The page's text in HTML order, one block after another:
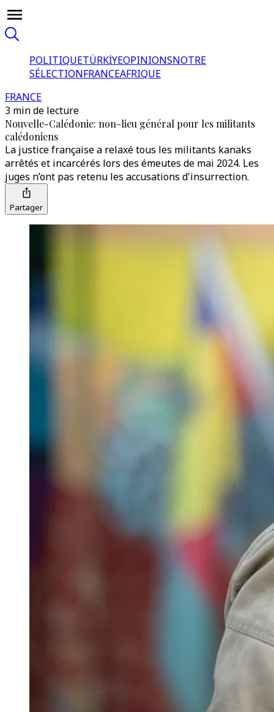
POLITIQUETÜRKİYEOPINIONSNOTRE
SÉLECTIONFRANCEAFRIQUE
FRANCE
3 min de lecture
Nouvelle-Calédonie: non-lieu général pour les militants
calédoniens
La justice française a relaxé tous les militants kanaks
arrêtés et incarcérés lors des émeutes de mai 2024. Les
juges n’ont pas retenu les accusations d'insurrection.
Partager